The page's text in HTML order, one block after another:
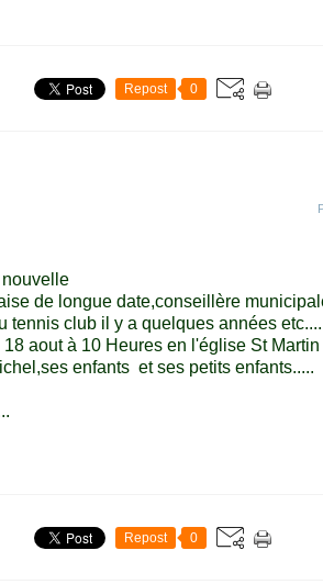
Repost 0
de longue date,conseillère
tennis club il y a quelques années etc....
aout à 10 Heures en l'église St
enfants et ses petits enfants.....
Repost 0